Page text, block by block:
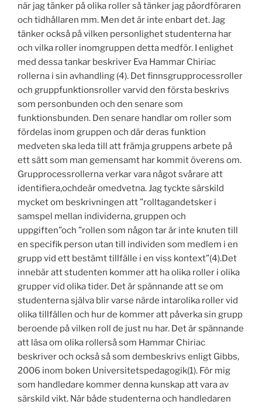
när jag tänker på olika roller så tänker jag påordföraren
och tidhållaren mm. Men det är inte enbart det. Jag
tänker också på vilken personlighet studenterna har
och vilka roller inomgruppen detta medför. I enlighet
med dessa tankar beskriver Eva Hammar Chiriac
rollerna i sin avhandling (4). Det finnsgrupprocessroller
och gruppfunktionsroller varvid den första beskrivs
som personbunden och den senare som
funktionsbunden. Den senare handlar om roller som
fördelas inom gruppen och där deras funktion
medveten ska leda till att främja gruppens arbete på
ett sätt som man gemensamt har kommit överens om.
Grupprocessrollerna verkar vara något svårare att
identifiera,ochdeär omedvetna. Jag tyckte särskild
mycket om beskrivningen att ”rolltagandetsker i
samspel mellan individerna, gruppen och
uppgiften”och ”rollen som någon tar är inte knuten till
en specifik person utan till individen som medlem i en
grupp vid ett bestämt tillfälle i en viss kontext”(4).Det
innebär att studenten kommer att ha olika roller i olika
grupper vid olika tider. Det är spännande att se om
studenterna själva blir varse närde intarolika roller vid
olika tillfällen och hur de kommer att påverka sin grupp
beroende på vilken roll de just nu har. Det är spännande
att läsa om olika rollerså som Hammar Chiriac
beskriver och också så som dembeskrivs enligt Gibbs,
2006 inom boken Universitetspedagogik(1). För mig
som handledare kommer denna kunskap att vara av
särskild vikt. När både studenterna och handledaren